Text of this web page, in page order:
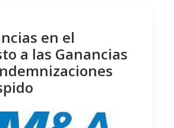
en el
a las Ganancias